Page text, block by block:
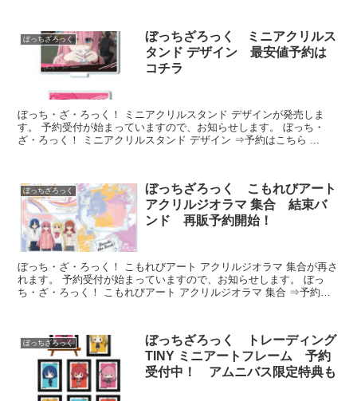
ぼっちざろっく
ぼっちざろっく ミニアクリルス
タンド デザイン 最安値予約は
コチラ
ぼっち・ざ・ろっく！ ミニアクリルスタンド デザインが発売しま
す。 予約受付が始まっていますので、お知らせします。 ぼっち・
ざ・ろっく！ ミニアクリルスタンド デザイン ⇒予約はこちら ...
ぼっちざろっく
ぼっちざろっく こもれびアート
アクリルジオラマ 集合 結束バ
ンド 再販予約開始！
ぼっち・ざ・ろっく！ こもれびアート アクリルジオラマ 集合が再さ
れます。 予約受付が始まっていますので、お知らせします。 ぼっ
ち・ざ・ろっく！ こもれびアート アクリルジオラマ 集合 ⇒予約は
ぼっちざろっく
ぼっちざろっく トレーディング
TINY ミニアートフレーム 予約
受付中！ アムニバス限定特典も